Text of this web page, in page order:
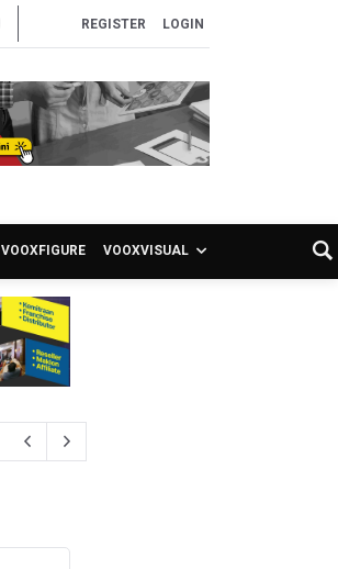
REGISTER LOGIN
VOOXFIGURE VOOXVISUAL